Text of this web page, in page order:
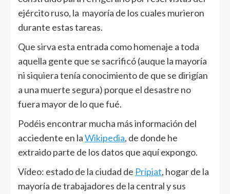
ejército ruso, la mayoría de los cuales murieron
durante estas tareas.
Que sirva esta entrada como homenaje a toda
aquella gente que se sacrificó (auque la mayoría
ni siquiera tenía conocimiento de que se dirigían
a una muerte segura) porque el desastre no
fuera mayor de lo que fué.
Podéis encontrar mucha más información del
acciedente en laWikipedia, de donde he
extraido parte de los datos que aquí expongo.
Vídeo: estado de la ciudad de Prípiat, hogar de la
mayoría de trabajadores de la central y sus